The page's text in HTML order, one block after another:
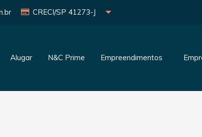
CRECI/SP 41273-J
Alugar N&C Prime Empreendimentos